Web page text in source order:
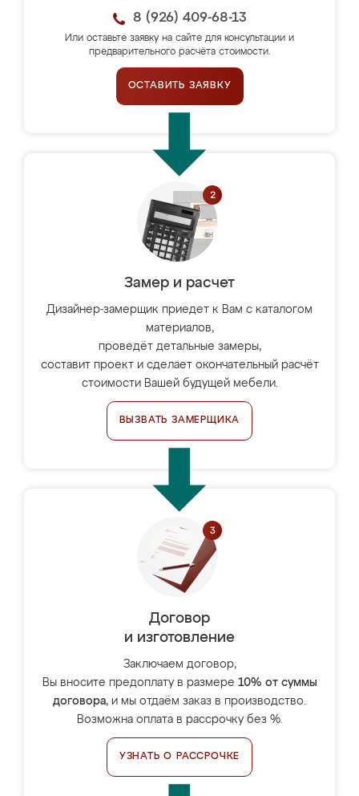
8 (926) 409-68-13
Или оставьте заявку на сайте для консультации и
предварительного расчёта стоимости.
ОСТАВИТЬ ЗАЯВКУ
Замер и расчет
Дизайнер-замерщик приедет к Вам с каталогом
материалов,
проведёт детальные замеры,
составит проект и сделает окончательный расчёт
стоимости Вашей будущей мебели.
ВЫЗВАТЬ ЗАМЕРЩИКА
Договор
и изготовление
Заключаем договор,
Вы вносите предоплату в размере 10% от суммы
договора, и мы отдаём заказ в производство.
Возможна оплата в рассрочку без %.
УЗНАТЬ О РАССРОЧКЕ